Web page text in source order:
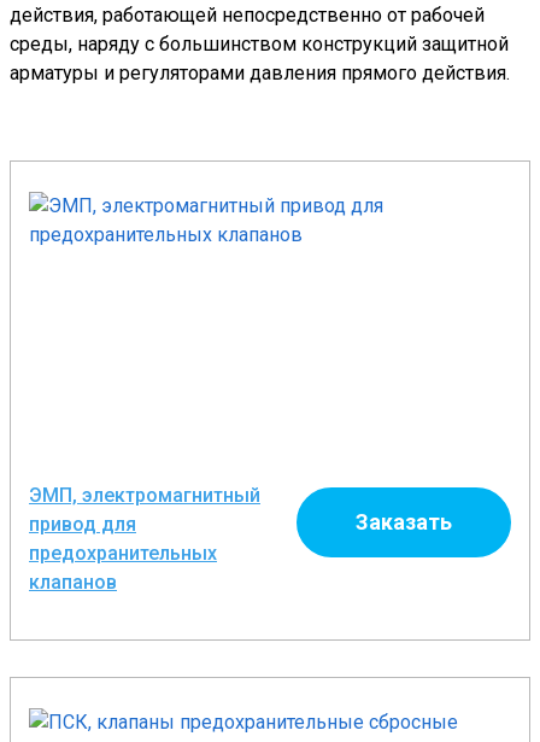
действия, работающей непосредственно от рабочей
среды, наряду с большинством конструкций защитной
арматуры и регуляторами давления прямого действия.
ЭМП, электромагнитный
привод для
предохранительных
клапанов
Заказать